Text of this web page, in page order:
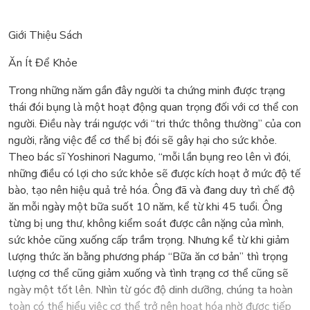
Giới Thiệu Sách
Ăn Ít Để Khỏe
Trong những năm gần đây người ta chứng minh được trạng
thái đói bụng là một hoạt động quan trọng đối với cơ thể con
người. Điều này trái ngược với “tri thức thông thường” của con
người, rằng việc để cơ thể bị đói sẽ gây hại cho sức khỏe.
Theo bác sĩ Yoshinori Nagumo, “mỗi lần bụng reo lên vì đói,
những điều có lợi cho sức khỏe sẽ được kích hoạt ở mức độ tế
bào, tạo nên hiệu quả trẻ hóa. Ông đã và đang duy trì chế độ
ăn mỗi ngày một bữa suốt 10 năm, kể từ khi 45 tuổi. Ông
từng bị ung thư, không kiểm soát được cân nặng của mình,
sức khỏe cũng xuống cấp trầm trọng. Nhưng kể từ khi giảm
lượng thức ăn bằng phương pháp “Bữa ăn cơ bản” thì trọng
lượng cơ thể cũng giảm xuống và tình trạng cơ thể cũng sẽ
ngày một tốt lên. Nhìn từ góc độ dinh dưỡng, chúng ta hoàn
toàn có thể hiểu việc cơ thể trở nên hoạt hóa nhờ được tiếp